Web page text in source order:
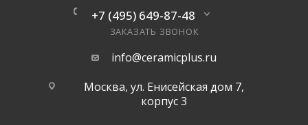
+7 (495) 649-87-48
ЗАКАЗАТЬ ЗВОНОК
info@ceramicplus.ru
Москва, ул. Енисейская дом 7,
корпус 3